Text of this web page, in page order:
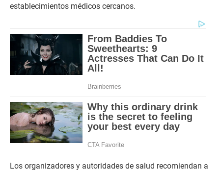
establecimientos médicos cercanos.
Los organizadores y autoridades de salud recomiendan a